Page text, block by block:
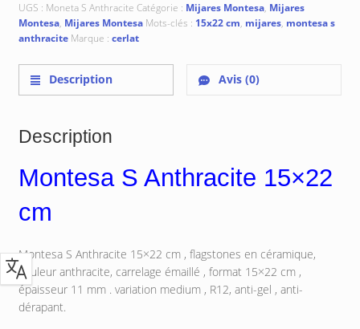
UGS : Moneta S Anthracite Catégorie : Mijares Montesa, Mijares
Montesa, Mijares Montesa Mots-clés : 15x22 cm, mijares, montesa s
anthracite Marque : cerlat
Description Avis (0)
Description
Montesa S Anthracite 15×22
cm
Montesa S Anthracite 15×22 cm , flagstones en céramique,
couleur anthracite, carrelage émaillé , format 15×22 cm ,
épaisseur 11 mm . variation medium , R12, anti-gel , anti-
dérapant.